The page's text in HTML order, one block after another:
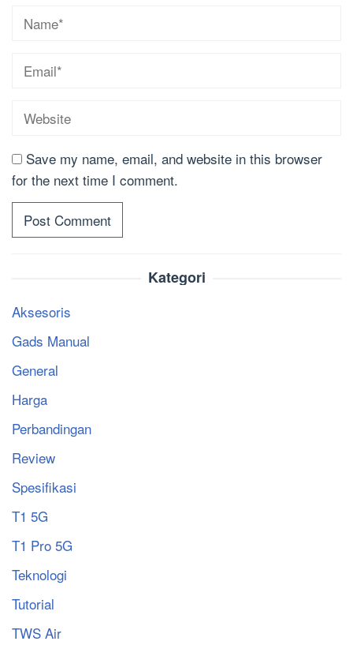
Save my name, email, and website in this browser
for the next time I comment.
Kategori
Aksesoris
Gads Manual
General
Harga
Perbandingan
Review
Spesifikasi
T1 5G
T1 Pro 5G
Teknologi
Tutorial
TWS Air